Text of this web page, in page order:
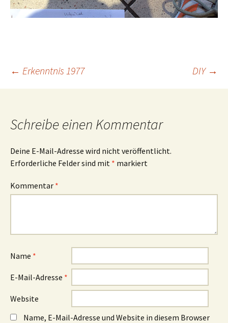
Beitrags-
← Erkenntnis 1977 DIY →
Schreibe einen Kommentar
Deine E-Mail-Adresse wird nicht veröffentlicht.
Erforderliche Felder sind mit * markiert
Kommentar *
Name *
E-Mail-Adresse *
Website
Name, E-Mail-Adresse und Website in diesem Browser